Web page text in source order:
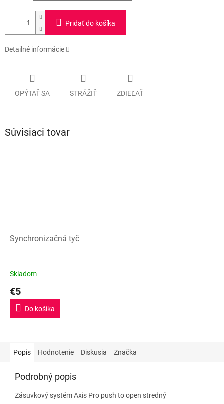
Pridať do košíka
Detailné informácie
OPÝTAŤ SA STRÁŽIŤ ZDIEĽAŤ
Súvisiaci tovar
Synchronizačná tyč
Skladom
€5
Do košíka
Popis Hodnotenie Diskusia Značka
Podrobný popis
Zásuvkový systém Axis Pro push to open stredný